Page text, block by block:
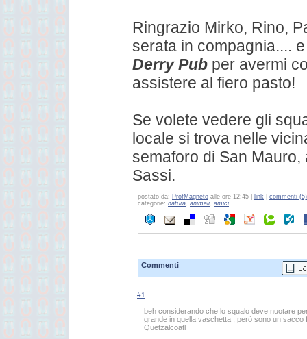
Ringrazio Mirko, Rino,
serata in compagnia....
Derry Pub per avermi
assistere al fiero pasto!
Se volete vedere gli
locale si trova nelle
semaforo di San
Sassi.
postato da: ProfMagneto alle ore 12:45 | link
commenti (5)
categorie: natura animali amici
Commenti
#1
beh considerando che lo squalo deve nuotare
grande in quella vaschetta , però sono un sacco
Quetzalcoatl